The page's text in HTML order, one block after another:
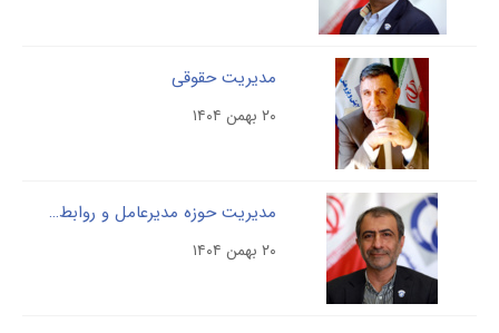
مدیریت حقوقی
مدیریت حوزه مدیرعامل و روابط عمومی